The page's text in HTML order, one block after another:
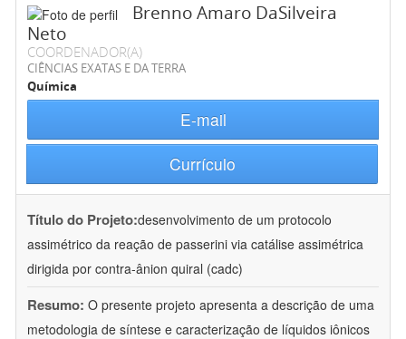
Brenno Amaro DaSilveira
Neto
COORDENADOR(A)
CIÊNCIAS EXATAS E DA TERRA
Química
E-mail
Currículo
Título do Projeto:desenvolvimento de um protocolo
assimétrico da reação de passerini via catálise assimétrica
dirigida por contra-ânion quiral (cadc)
Resumo: O presente projeto apresenta a descrição de uma
metodologia de síntese e caracterização de líquidos iônicos